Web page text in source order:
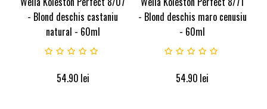
- Blond deschis castaniu
natural - 60ml
54.90 lei
- Blond deschis maro cenusiu
- 60ml
54.90 lei